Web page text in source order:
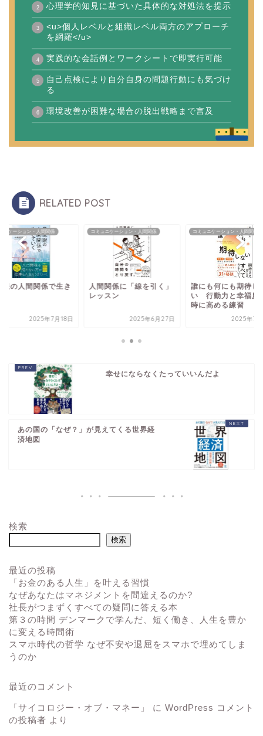
心理学的知見に基づいた具体的な対処法を提示
<u>個人レベルと組織レベル両方のアプローチ
を網羅</u>
実践的な会話例とワークシートで即実行可能
自己点検により自分自身の問題行動にも気づけ
る
環境改善が困難な場合の脱出戦略まで言及
RELATED POST
ニケーション・人間関係
限の人間関係で生き
2025年7月18日
コミュニケーション・人間関係
人間関係に「線を引く」
レッスン
2025年6月27日
コミュニケーション・人間関係
誰にも何にも期待し
い 行動力と幸福度
時に高める練習
2025年7
幸せにならなくたっていいんだよ
あの国の「なぜ？」が見えてくる世界経
済地図
検索
検索
最近の投稿
「お金のある人生」を叶える習慣
なぜあなたはマネジメントを間違えるのか?
社長がつまずくすべての疑問に答える本
第３の時間 デンマークで学んだ、短く働き、人生を豊か
に変える時間術
スマホ時代の哲学 なぜ不安や退屈をスマホで埋めてしま
うのか
最近のコメント
「サイコロジー・オブ・マネー」 に WordPress コメント
の投稿者 より